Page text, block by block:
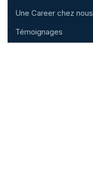
Une Career chez nous
Témoignages